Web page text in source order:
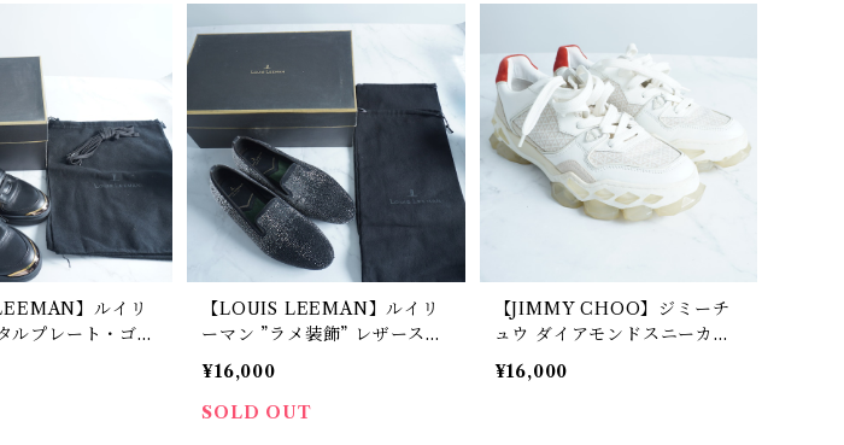
】ルイリ
ルプレート・ゴー
イン” ハイカット
カー 40 black
【LOUIS LEEMAN】ルイリ
ーマン ”ラメ装飾” レザースリ
ッポンシューズ 40 black
¥16,000
SOLD OUT
【JIMMY CHOO】ジミーチ
ュウ ダイアモンドスニーカ
ー white
¥16,000